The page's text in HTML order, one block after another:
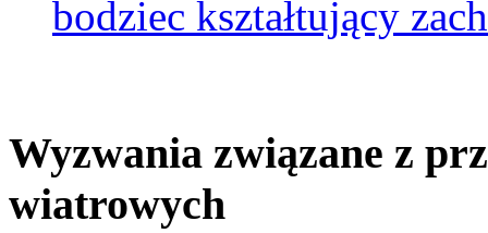
bodziec kształtujący
Wyzwania związane z
wiatrowych